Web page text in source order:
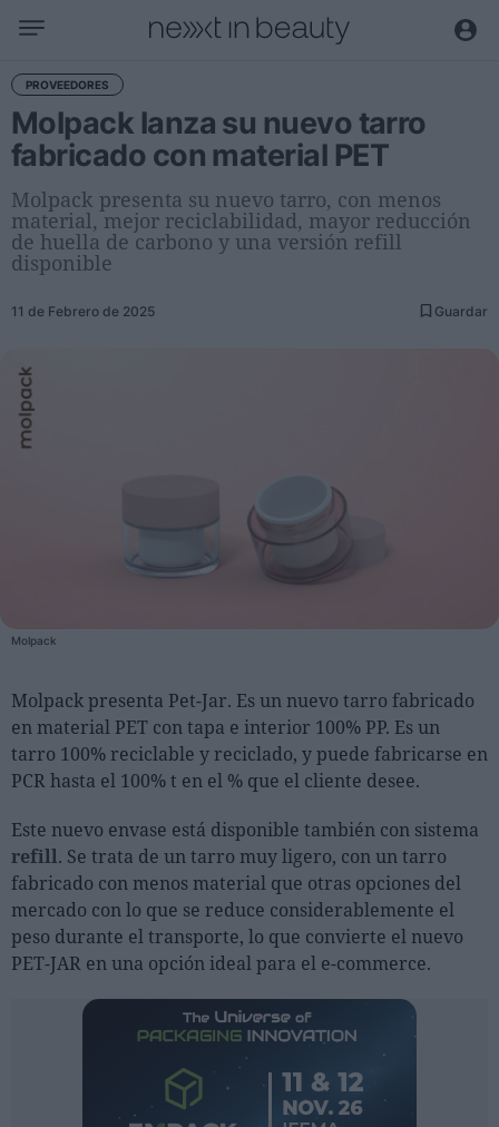
Negocio
Editorial
Actualidad
Nombramientos
Entrevistas a directivos
Tendencias
Innovación
Ciencia y tecnología
Lanzamientos
Proveedores
Estética
Perfumería
Lujo
Eventos
Agenda de actividades
Ferias sectoriales
Formaciones destacadas
PROVEEDORES
Molpack lanza su nuevo tarro
fabricado con material PET
Molpack presenta su nuevo tarro, con menos
material, mejor reciclabilidad, mayor reducción
de huella de carbono y una versión refill
disponible
11 de Febrero de 2025 Guardar
Molpack
Molpack presenta Pet-Jar. Es un nuevo tarro fabricado
en material PET con tapa e interior 100% PP. Es un
tarro 100% reciclable y reciclado, y puede fabricarse en
PCR hasta el 100% t en el % que el cliente desee.
Este nuevo envase está disponible también con sistema
refill. Se trata de un tarro muy ligero, con un tarro
fabricado con menos material que otras opciones del
mercado con lo que se reduce considerablemente el
peso durante el transporte, lo que convierte el nuevo
PET-JAR en una opción ideal para el e-commerce.